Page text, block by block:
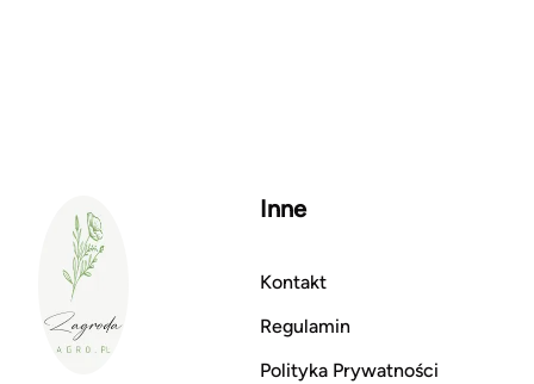
Inne
Kontakt
Regulamin
Polityka Prywatności